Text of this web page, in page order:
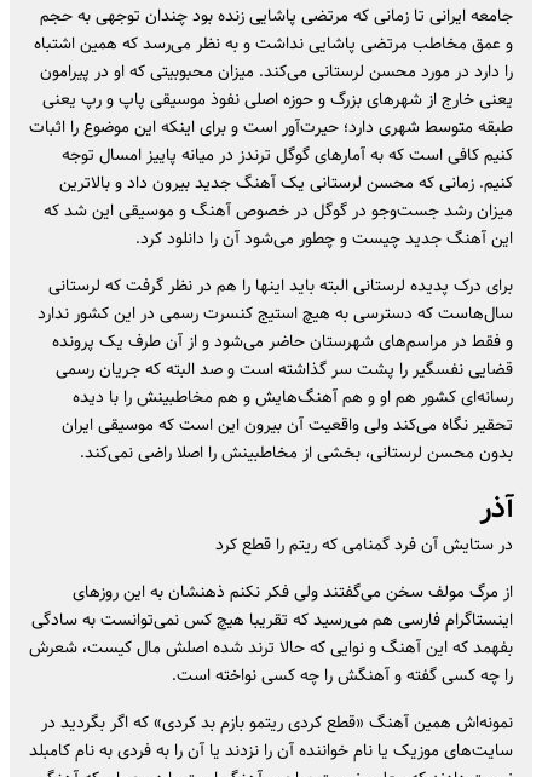
جامعه ایرانی تا زمانی که مرتضی پاشایی زنده بود چندان توجهی به حجم
و عمق مخاطب مرتضی پاشایی نداشت و به نظر می‌رسد که همین اشتباه
را دارد در مورد محسن لرستانی می‌کند. میزان محبوبیتی که او در پیرامون
یعنی خارج از شهر‌های بزرگ و حوزه اصلی نفوذ موسیقی پاپ و رپ یعنی
طبقه متوسط شهری دارد؛ حیرت‌آور است و برای اینکه این موضوع را اثبات
کنیم کافی است که به آمار‌های گوگل ترندز در میانه پاییز امسال توجه
کنیم. زمانی که محسن لرستانی یک آهنگ جدید بیرون داد و بالاترین
میزان رشد جست‌و‌جو در گوگل در خصوص آهنگ و موسیقی این شد که
این آهنگ جدید چیست و چطور می‌شود آن را دانلود کرد.
برای درک پدیده لرستانی البته باید اینها را هم در نظر گرفت که لرستانی
سال‌هاست که دسترسی به هیچ استیج کنسرت رسمی در این کشور ندارد
و فقط در مراسم‌های شهرستان حاضر می‌شود و از آن طرف یک پرونده
قضایی نفسگیر را پشت سر گذاشته است و صد البته که جریان رسمی
رسانه‌ای کشور هم او و هم آهنگ‌هایش و هم مخاطبینش را با دیده
تحقیر نگاه می‌کند ولی واقعیت آن بیرون این است که موسیقی ایران
بدون محسن لرستانی، بخشی از مخاطبینش را اصلا راضی نمی‌کند.
آذر
در ستایش آن فرد گمنامی که ریتم را قطع کرد
از مرگ مولف سخن می‌گفتند ولی فکر نکنم ذهنشان به این روز‌های
اینستاگرام فارسی هم می‌رسید که تقریبا هیچ کس نمی‌توانست به سادگی
بفهمد که این آهنگ و نوایی که حالا ترند شده اصلش مال کیست، شعرش
را چه کسی گفته و آهنگش را چه کسی نواخته است.
نمونه‌اش همین آهنگ «قطع کردی ریتمو بازم بد کردی» که اگر بگردید در
سایت‌های موزیک یا نام خواننده آن را نزدند یا آن را به فردی به نام کامبلد